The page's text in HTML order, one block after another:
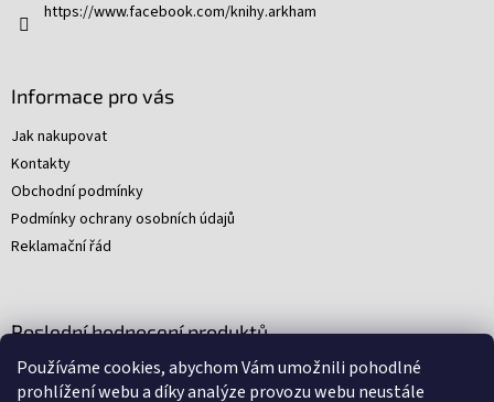
Používáme cookies, abychom Vám umožnili pohodlné
prohlížení webu a díky analýze provozu webu neustále
https://www.facebook.com/knihy.arkham
Informace pro vás
Jak nakupovat
Kontakty
Obchodní podmínky
Podmínky ochrany osobních údajů
Reklamační řád
Poslední hodnocení produktů
Young Indiana Jones a poklad na plantáži (A)